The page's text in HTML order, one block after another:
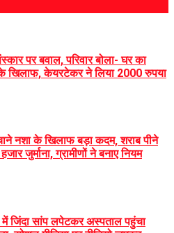
पर बवाल, परिवार बोला- घर का
खिलाफ, केयरटेकर ने लिया 2000 रुपया
नशा के खिलाफ बड़ा कदम, शराब पीने
जुर्माना, ग्रामीणों ने बनाए नियम
जिंदा सांप लपेटकर अस्पताल पहुंचा